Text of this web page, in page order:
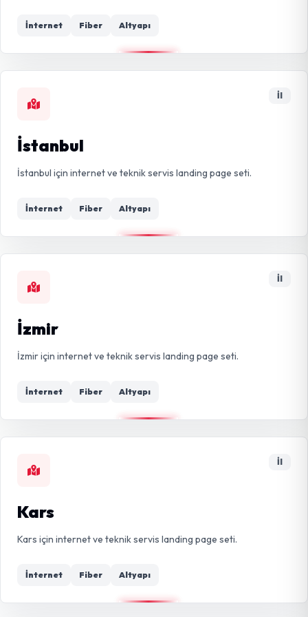
İnternet Fiber Altyapı
İl
İstanbul
İstanbul için internet ve teknik servis landing page seti.
İnternet Fiber Altyapı
İl
İzmir
İzmir için internet ve teknik servis landing page seti.
İnternet Fiber Altyapı
İl
Kars
Kars için internet ve teknik servis landing page seti.
İnternet Fiber Altyapı